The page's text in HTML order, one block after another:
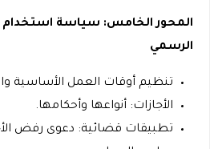
المحور الخامس: سياسة
الرسمي
تنظيم أوقات العمل الأساسية
الأجازات: أنواعها وأحكامها.
تطبيقات قضائية: دعوى رفض